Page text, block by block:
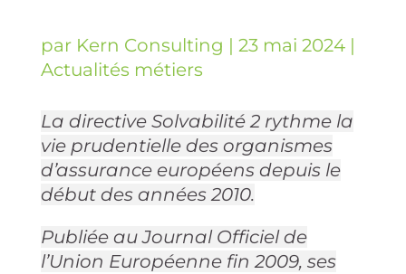
par Kern Consulting 23 mai 2024|
Actualités métiers
La directive Solvabilité 2 rythme la
vie prudentielle des organismes
d’assurance européens depuis le
début des années 2010.
Publiée au Journal Officiel de
l’Union Européenne fin 2009, ses